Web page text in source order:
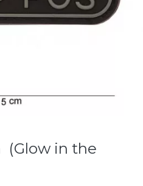
(Glow in the